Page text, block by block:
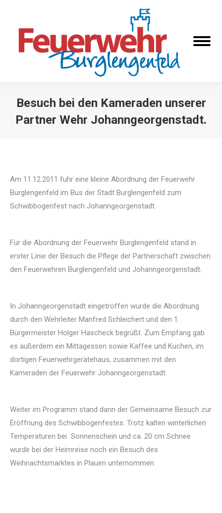
Besuch bei den Kameraden unserer
Partner Wehr Johanngeorgenstadt.
Am 11.12.2011 fuhr eine kleine Abordnung der Feuerwehr
Burglengenfeld im Bus der Stadt Burglengenfeld zum
Schwibbogenfest nach Johanngeorgenstadt.
Für die Abordnung der Feuerwehr Burglengenfeld stand in
erster Linie der Besuch die Pflege der Partnerschaft zwischen
den Feuerwehren Burglengenfeld und Johanngeorgenstadt.
In Johanngeorgenstadt eingetroffen wurde die Abordnung
durch den Wehrleiter Manfred Schleichert und den 1.
Bürgermeister Holger Hascheck begrüßt. Zum Empfang gab
es außerdem ein Mittagessen sowie Kaffee und Kuchen, im
dortigen Feuerwehrgerätehaus, zusammen mit den
Kameraden der Feuerwehr Johanngeorgenstadt.
Weiter im Programm stand dann der Gemeinsame Besuch zur
Eröffnung des Schwibbogenfestes. Trotz kalten winterlichen
Temperaturen bei Sonnenschein und ca. 20 cm Schnee
wurde bei der Heimreise noch ein Besuch des
Weihnachtsmarktes in Plauen unternommen.